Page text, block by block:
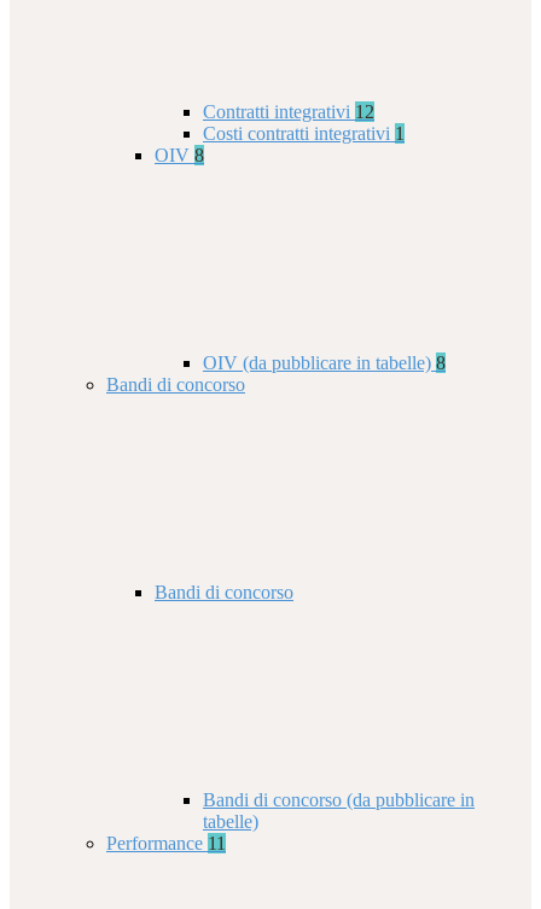
Contratti integrativi 12
Costi contratti integrativi 1
OIV 8
OIV (da pubblicare in tabelle) 8
Bandi di concorso
Bandi di concorso
Bandi di concorso (da pubblicare in
tabelle)
Performance 11